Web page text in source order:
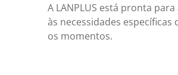
A LANPLUS está pronta
às necessidades
os momentos.